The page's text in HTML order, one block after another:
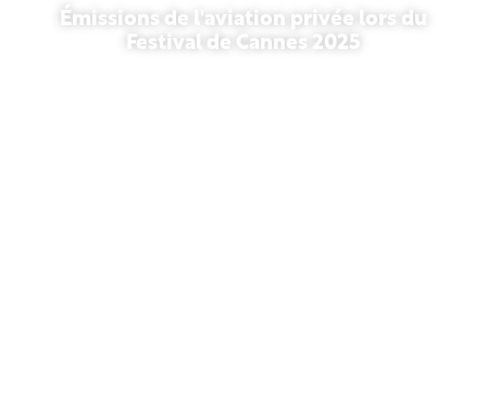
Émissions de l'aviation privée lors du
Festival de Cannes 2025